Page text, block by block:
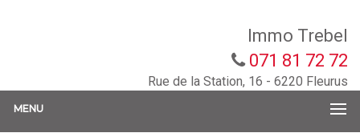
Immo Trebel
071 81 72 72
Rue de la Station, 16 - 6220 Fleurus
MENU